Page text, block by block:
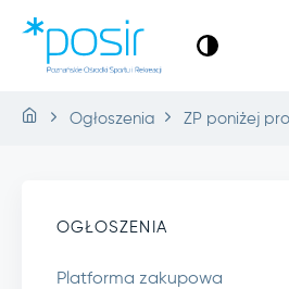
Ogłoszenia ZP poniżej
OGŁOSZENIA
Platforma zakupowa